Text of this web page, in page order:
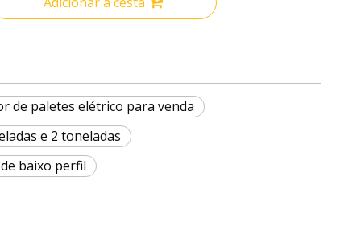
de paletes elétrico para venda
e 2 toneladas
baixo perfil